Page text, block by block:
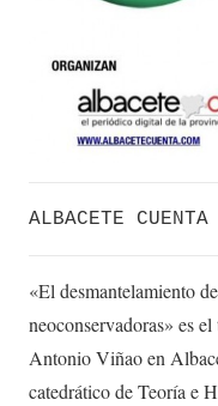
ALBACETE CUENTA
«El desmantelamiento
neoconservadoras» es
Antonio Viñao en
catedrático de Teoría e